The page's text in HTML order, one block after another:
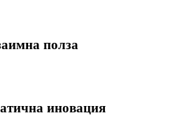
полза
иновация